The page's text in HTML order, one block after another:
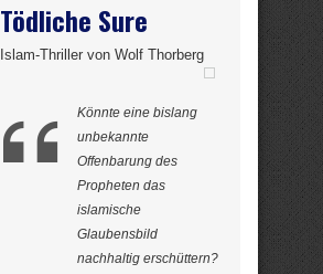
Tödliche Sure
Islam-Thriller von Wolf Thorberg
Könnte eine bislang
unbekannte
Offenbarung des
Propheten das
islamische
Glaubensbild
nachhaltig erschüttern?